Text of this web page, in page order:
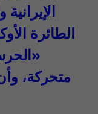
الطائرة
متحركة،